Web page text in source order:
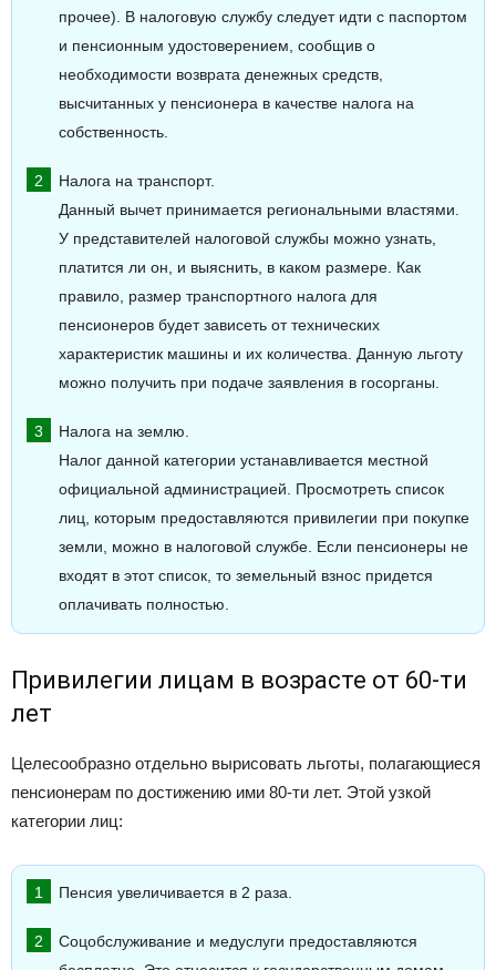
прочее). В налоговую службу следует идти с паспортом
и пенсионным удостоверением, сообщив о
необходимости возврата денежных средств,
высчитанных у пенсионера в качестве налога на
собственность.
Налога на транспорт.
Данный вычет принимается региональными властями.
У представителей налоговой службы можно узнать,
платится ли он, и выяснить, в каком размере. Как
правило, размер транспортного налога для
пенсионеров будет зависеть от технических
характеристик машины и их количества. Данную льготу
можно получить при подаче заявления в госорганы.
Налога на землю.
Налог данной категории устанавливается местной
официальной администрацией. Просмотреть список
лиц, которым предоставляются привилегии при покупке
земли, можно в налоговой службе. Если пенсионеры не
входят в этот список, то земельный взнос придется
оплачивать полностью.
Привилегии лицам в возрасте от 60-ти
лет
Целесообразно отдельно вырисовать льготы, полагающиеся
пенсионерам по достижению ими 80-ти лет. Этой узкой
категории лиц:
Пенсия увеличивается в 2 раза.
Соцобслуживание и медуслуги предоставляются